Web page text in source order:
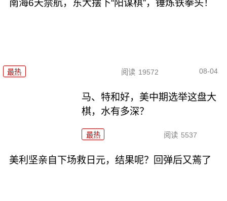
南海6天禁航，东大摆下“阳谋棋”，锤炼铁拳头！
最热 阅读 19572 08-04
马、特和好，美中期选举这盘大
棋，水有多深？
最热 阅读 5537
美利坚亲自下场救日元，结果呢？回弹后又蔫了